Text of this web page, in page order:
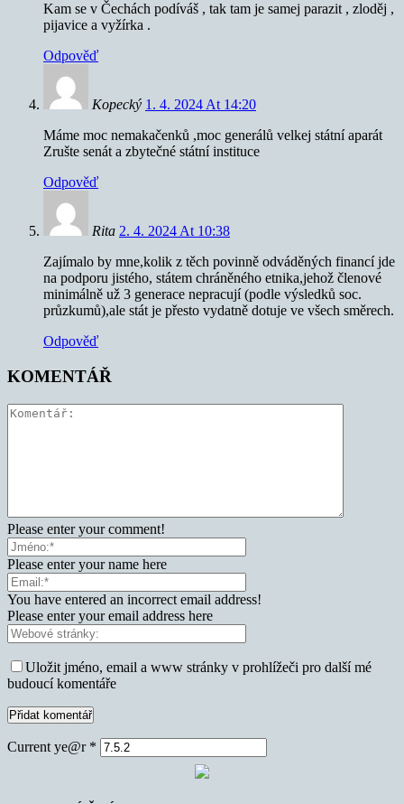
Kam se v Čechách podíváš , tak tam je samej parazit , zloděj ,
pijavice a vyžírka .
Odpověď
Kopecký 1. 4. 2024 At 14:20
Máme moc nemakačenků ,moc generálů velkej státní aparát
Zrušte senát a zbytečné státní instituce
Odpověď
Rita 2. 4. 2024 At 10:38
Zajímalo by mne,kolik z těch povinně odváděných financí jde
na podporu jistého, státem chráněného etnika,jehož členové
minimálně už 3 generace nepracují (podle výsledků soc.
průzkumů),ale stát je přesto vydatně dotuje ve všech směrech.
Odpověď
KOMENTÁŘ
Please enter your comment!
Please enter your name here
You have entered an incorrect email address!
Please enter your email address here
Uložit jméno, email a www stránky v prohlížeči pro další mé
budoucí komentáře
Current ye@r *